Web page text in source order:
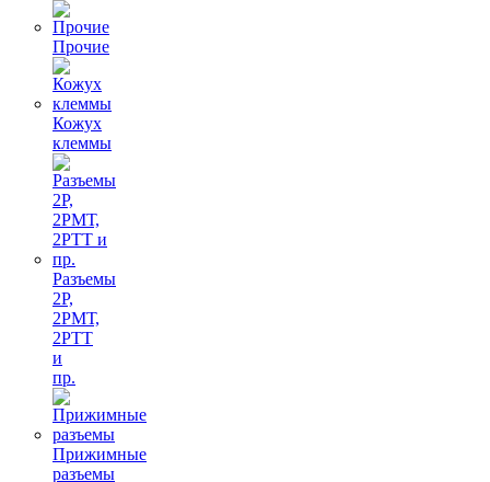
Прочие
Кожух
клеммы
Разъемы
2Р,
2РМТ,
2РТТ
и
пр.
Прижимные
разъемы